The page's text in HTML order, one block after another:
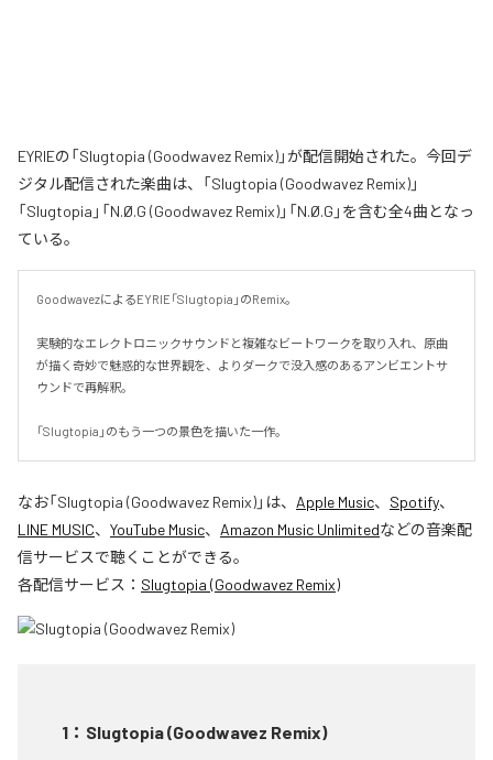
EYRIEの「Slugtopia (Goodwavez Remix)」が配信開始された。今回デ
ジタル配信された楽曲は、「Slugtopia (Goodwavez Remix)」
「Slugtopia」「N.Ø.G (Goodwavez Remix)」「N.Ø.G」を含む全4曲となっ
ている。
GoodwavezによるEYRIE「Slugtopia」のRemix。
実験的なエレクトロニックサウンドと複雑なビートワークを取り入れ、原曲
が描く奇妙で魅惑的な世界観を、よりダークで没入感のあるアンビエントサ
ウンドで再解釈。
「Slugtopia」のもう一つの景色を描いた一作。
なお「Slugtopia (Goodwavez Remix)」は、 Apple Music、 Spotify、
LINE MUSIC、 YouTube Music、 Amazon Music Unlimitedなどの音楽配
信サービスで聴くことができる。
各配信サービス： Slugtopia (Goodwavez Remix)
1 ： Slugtopia (Goodwavez Remix)